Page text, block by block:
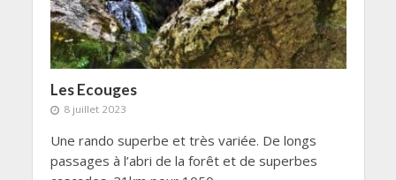
Les Ecouges
8 juillet 2023
Une rando superbe et très variée. De longs
passages à l’abri de la forêt et de superbes